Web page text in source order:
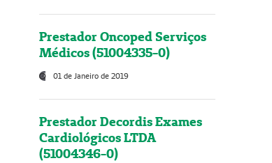
Prestador Oncoped Serviços
Médicos (51004335-0)
01 de Janeiro de 2019
Prestador Decordis Exames
Cardiológicos LTDA
(51004346-0)